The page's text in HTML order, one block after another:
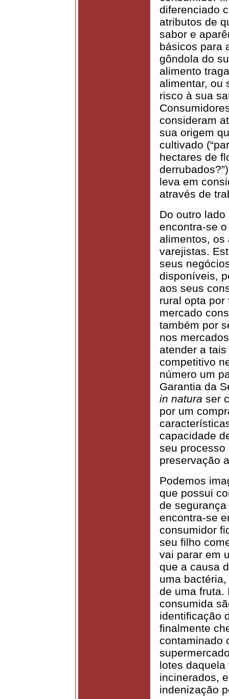
diferenciado
atributos de
sabor e
básicos para
gôndola do
alimento
alimentar, ou
risco à sua
consideram
sua origem
cultivado
hectares de
leva em
através de
Do outro
encontra-se
alimentos, os
varejistas.
seus
disponíveis,
aos seus
rural opta por
mercado
também por
nos
atender a
competitivo
número um
Garantia da
in natura ser
por um
capacidade
seu processo
preservação
Podemos
que possui
de
encontra-se
consumidor
seu filho
vai parar em
que a causa
uma
de uma fruta.
consumida
identificação
finalmente
contaminado
lotes
incinerados,
indenização